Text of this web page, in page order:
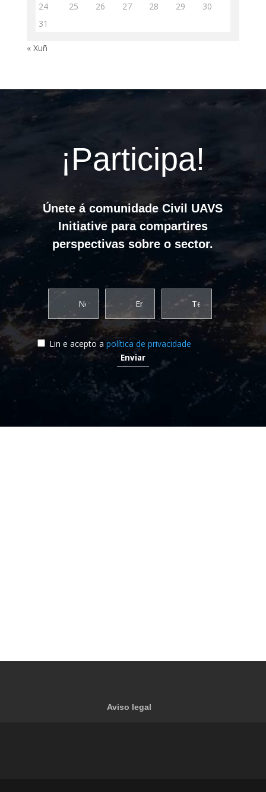
24
25 26 27 28 29
30
31
« Xuñ
¡Participa!
Únete á comunidade Civil UAVS
Initiative para compartires
perspectivas sobre o sector.
Lin e acepto a política de privacidade
Aviso legal